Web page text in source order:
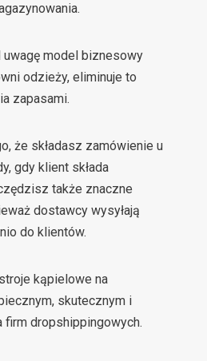
model biznesowy
odzieży, eliminuje to
zapasami.
że składasz zamówienie u
gdy klient składa
także znaczne
dostawcy wysyłają
do klientów.
kąpielowe na
skutecznym i
firm dropshippingowych.